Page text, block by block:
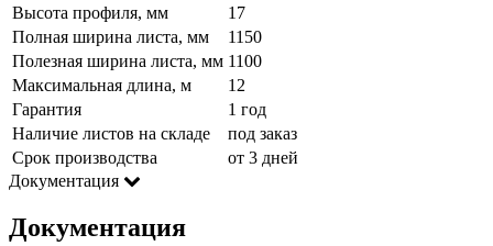
Высота профиля, мм
17
Полная ширина листа, мм
1150
Полезная ширина листа, мм 1100
Максимальная длина, м
12
Гарантия
1 год
Наличие листов на складе
под заказ
Срок производства
от 3 дней
Документация
Документация